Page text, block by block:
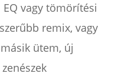
EQ vagy tömörítési
remix, vagy
ütem, új